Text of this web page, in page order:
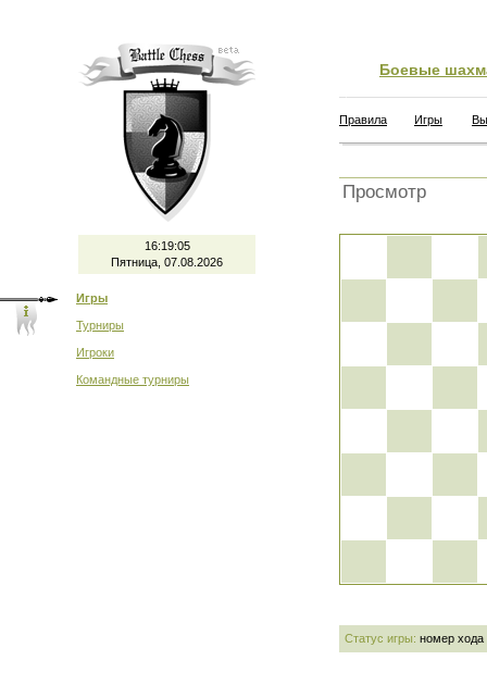
16:19:05
Пятница, 07.08.2026
Игры
Турниры
Игроки
Командные турниры
Боевые
Правила Игры
Просмотр
Статус игры: номер хода